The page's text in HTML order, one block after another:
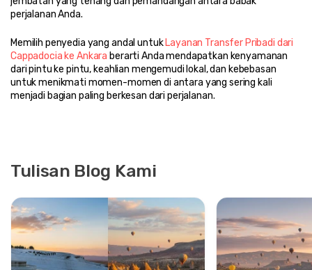
perjalanan Anda.
Memilih penyedia yang andal untuk Layanan Transfer Pribadi dari
Cappadocia ke Ankara berarti Anda mendapatkan kenyamanan
dari pintu ke pintu, keahlian mengemudi lokal, dan kebebasan
untuk menikmati momen-momen di antara yang sering kali
menjadi bagian paling berkesan dari perjalanan.
Tulisan Blog Kami